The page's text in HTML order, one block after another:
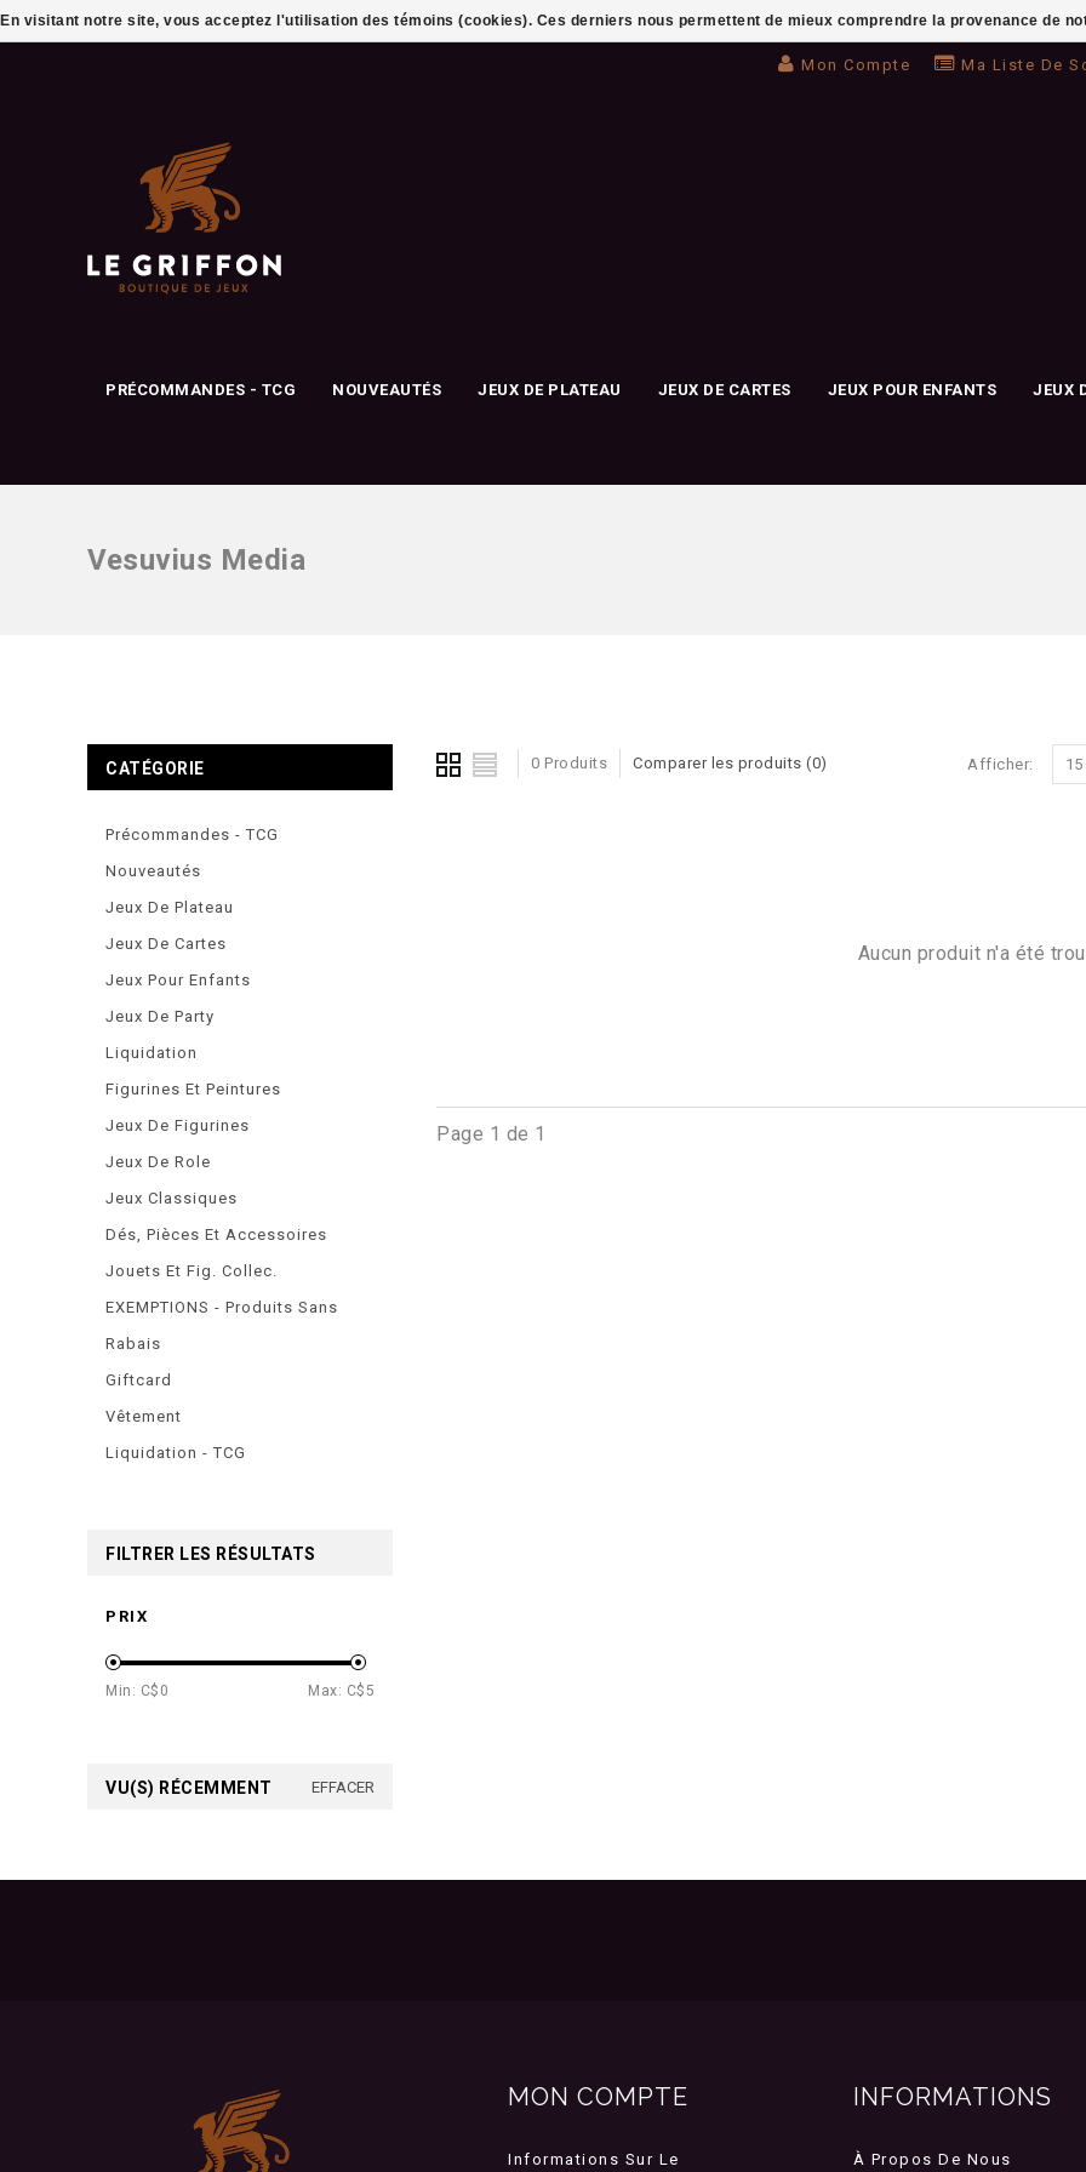
Mon Compte Ma Liste De
PRÉCOMMANDES - TCG NOUVEAUTÉS JEUX DE PLATEAU JEUX DE CARTES JEUX POUR ENFANTS JEUX
Vesuvius Media
0 Produits Comparer les produits (0) Afficher: 15
Aucun produit n'a été
Page 1 de 1
CATÉGORIE
Précommandes - TCG
Nouveautés
Jeux De Plateau
Jeux De Cartes
Jeux Pour Enfants
Jeux De Party
Liquidation
Figurines Et Peintures
Jeux De Figurines
Jeux De Role
Jeux Classiques
Dés, Pièces Et Accessoires
Jouets Et Fig. Collec.
EXEMPTIONS - Produits Sans
Rabais
Giftcard
Vêtement
Liquidation - TCG
FILTRER LES RÉSULTATS
PRIX
Min: C$ 0 Max: C$ 5
VU(S) RÉCEMMENT EFFACER
MON COMPTE
Informations Sur Le
INFORMATIONS
À Propos De Nous
En visitant notre site, vous acceptez l'utilisation des témoins (cookies). Ces derniers nous permettent de mieux comprendre la provenance de